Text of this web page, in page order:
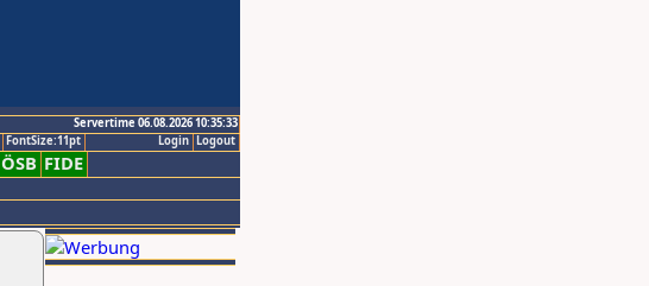
Servertime 06.08.2026 10:35:33
Logout
Login
FontSize:11pt
ÖSB FIDE